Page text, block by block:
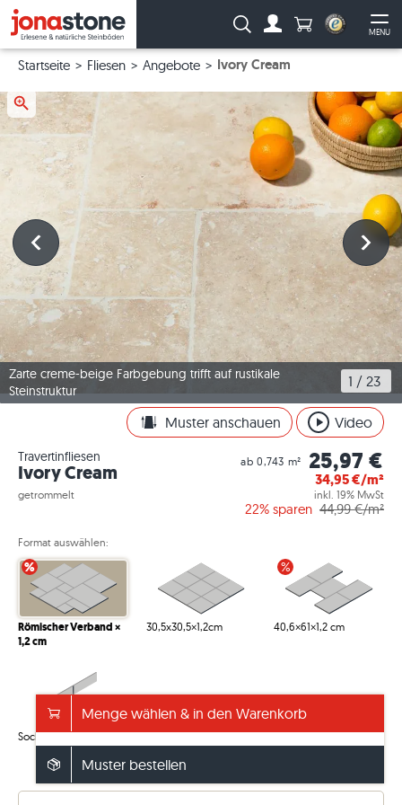
MENU
Suche: Anzahl
Startseite Fliesen Angebote Ivory Cream
Zarte creme-beige Farbgebung trifft auf rustikale
Steinstruktur
1 / 23
Muster anschauen Video
Travertinfliesen
Ivory Cream
getrommelt
ab 0,743 m² 25,97 €
34,95€/m²
inkl. 19% MwSt
22% sparen 44,99 €/m²
Format auswählen:
Römischer Verband ×
1,2 cm
%
30,5x30,5×1,2cm 40,6×61×1,2 cm
%
Sockel 6×40,6×1,2 cm
Menge wählen & in den Warenkorb
Muster bestellen